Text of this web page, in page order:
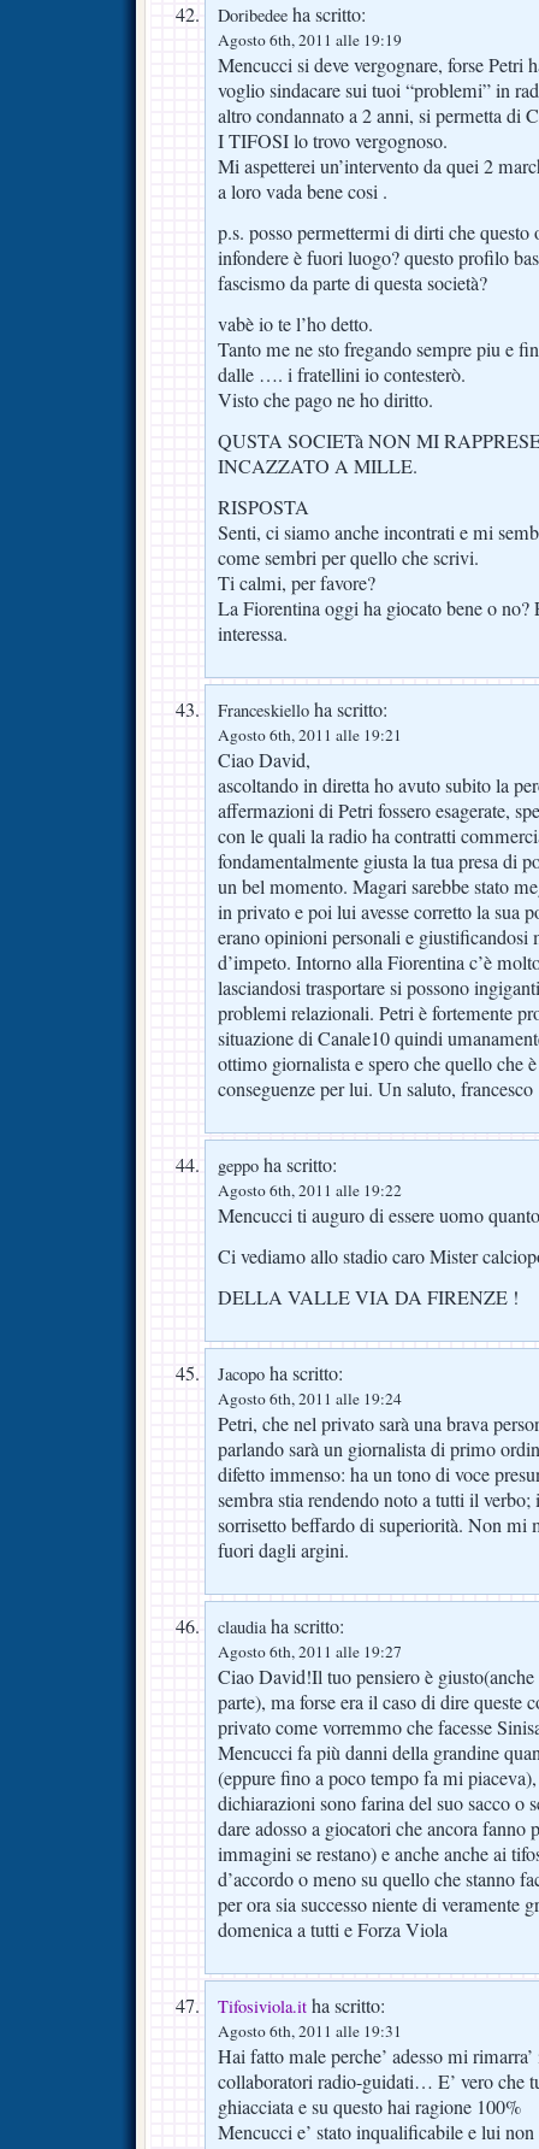
Doribedee ha scritto:
Agosto 6th, 2011 alle 19:19
Mencucci si deve vergognare, forse Petri
voglio sindacare sui tuoi “problemi” in
altro condannato a 2 anni, si permetta
I TIFOSI lo trovo vergognoso.
Mi aspetterei un’intervento da quei 2
a loro vada bene cosi .
p.s. posso permettermi di dirti che
infondere è fuori luogo? questo profilo
fascismo da parte di questa società?
vabè io te l’ho detto.
Tanto me ne sto fregando sempre piu e
dalle …. i fratellini io contesterò.
Visto che pago ne ho diritto.
QUSTA SOCIETà NON MI
INCAZZATO A MILLE.
RISPOSTA
Senti, ci siamo anche incontrati e mi
come sembri per quello che scrivi.
Ti calmi, per favore?
La Fiorentina oggi ha giocato bene o no?
interessa.
Franceskiello ha scritto:
Agosto 6th, 2011 alle 19:21
Ciao David,
ascoltando in diretta ho avuto subito la
affermazioni di Petri fossero esagerate,
con le quali la radio ha contratti
fondamentalmente giusta la tua presa di
un bel momento. Magari sarebbe stato
in privato e poi lui avesse corretto la sua
erano opinioni personali e giustificandosi
d’impeto. Intorno alla Fiorentina c’è
lasciandosi trasportare si possono
problemi relazionali. Petri è fortemente
situazione di Canale10 quindi
ottimo giornalista e spero che quello che
conseguenze per lui. Un saluto, francesco
geppo ha scritto:
Agosto 6th, 2011 alle 19:22
Mencucci ti auguro di essere uomo
Ci vediamo allo stadio caro Mister
DELLA VALLE VIA DA FIRENZE !
Jacopo ha scritto:
Agosto 6th, 2011 alle 19:24
Petri, che nel privato sarà una brava
parlando sarà un giornalista di primo
difetto immenso: ha un tono di voce
sembra stia rendendo noto a tutti il
sorrisetto beffardo di superiorità. Non mi
fuori dagli argini.
claudiaha scritto:
Agosto 6th, 2011 alle 19:27
Ciao David!Il tuo pensiero è giusto(anche
parte), ma forse era il caso di dire queste
privato come vorremmo che facesse
Mencucci fa più danni della grandine
(eppure fino a poco tempo fa mi
dichiarazioni sono farina del suo sacco o
dare adosso a giocatori che ancora fanno
immagini se restano) e anche anche ai
d’accordo o meno su quello che stanno
per ora sia successo niente di veramente
domenica a tutti e Forza Viola
Tifosiviola.it ha scritto:
Agosto 6th, 2011 alle 19:31
Hai fatto male perche’ adesso mi
collaboratori radio-guidati… E’ vero che
ghiacciata e su questo hai ragione 100%
Mencucci e’ stato inqualificabile e lui non